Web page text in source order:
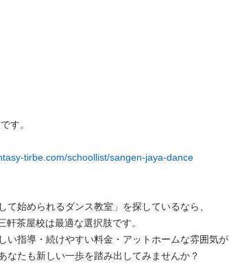
す。
tirbe.com/schoollist/sangen-jaya-dance
て始められるダンス教室」を探しているなら、
軒茶屋校は最適な選択肢です。
い指導・続けやすい料金・アットホームな雰囲気が
なたも新しい一歩を踏み出してみませんか？